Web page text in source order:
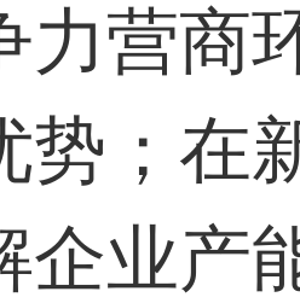
力营商
势；在
企业产